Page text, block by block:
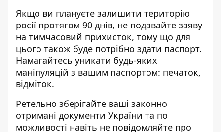
Якщо ви плануєте залишити територію
росії протягом 90 днів, не подавайте заяву
на тимчасовий прихисток, тому що для
цього також буде потрібно здати паспорт.
Намагайтесь уникати будь-яких
маніпуляцій з вашим паспортом: печаток,
відміток.
Ретельно зберігайте ваші законно
отримані документи України та по
можливості навіть не повідомляйте про